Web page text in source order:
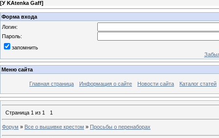
[У KAtenka Gaff]
Форма входа
Логин:
Пароль:
запомнить
Меню сайта
Главная страница Информация о сайте Новости сайта Каталог статей
Страница 1 из 1 1
Форум » Все о вышивке крестом » Просьбы о перенаборах